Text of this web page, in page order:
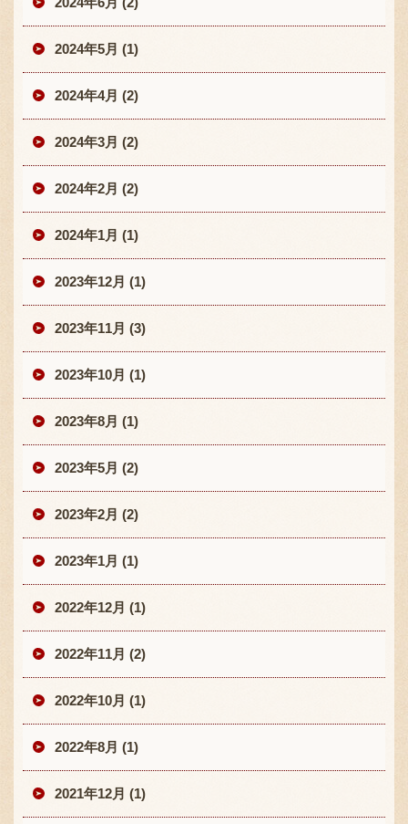
2024年5月 (1)
2024年4月 (2)
2024年3月 (2)
2024年2月 (2)
2024年1月 (1)
2023年12月 (1)
2023年11月 (3)
2023年10月 (1)
2023年8月 (1)
2023年5月 (2)
2023年2月 (2)
2023年1月 (1)
2022年12月 (1)
2022年11月 (2)
2022年10月 (1)
2022年8月 (1)
2021年12月 (1)